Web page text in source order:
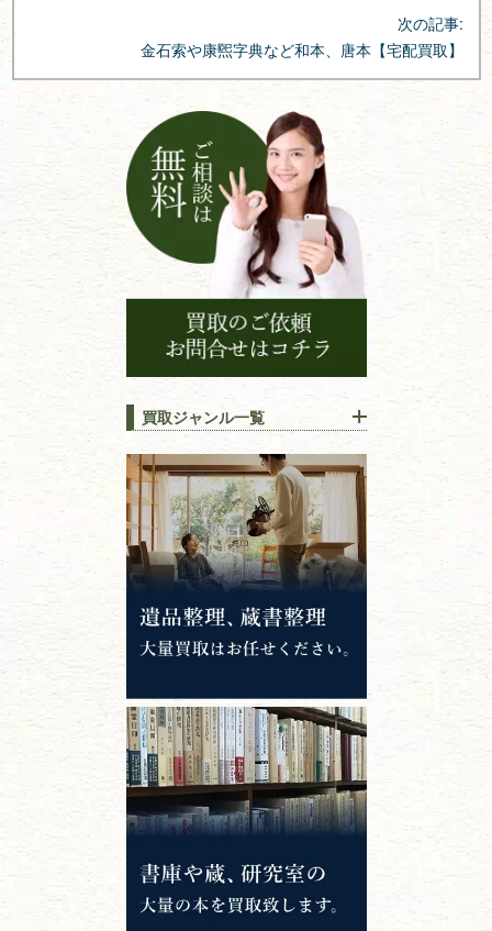
次の記事:
金石索や康煕字典など和本、唐本【宅配買取】
買取ジャンル一覧
江戸時代の書物
唐本・漢籍・
中国書物・朝鮮本
錦絵・浮世絵・版画・刷り物
専門書・ 学術書
哲学書・思想書
心理学・倫理学
仏教書
神道・神社仏閣
イスラム教
キリスト教